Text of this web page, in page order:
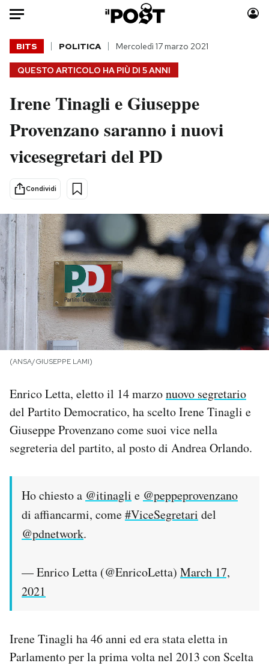
Auto
HOME
Italia
Politica
Tecnologia
Internet
Scienza
Economia
Sport
Moda
Consumismi
Storie/Idee
Altrecose
Mondiali calcio 2026
PODCAST
NEWSLETTER
SHOP
CALENDARIO
AREA PERSONALE
Area Personale
Newsletter
Hai bisogno di aiuto?
Esci
QUESTO ARTICOLO HA PIÙ DI 5 ANNI
BITS POLITICA Mercoledì 17 marzo 2021
Irene Tinagli e Giuseppe
Provenzano saranno i nuovi
vicesegretari del PD
Condividi
(ANSA/GIUSEPPE LAMI)
Enrico Letta, eletto il 14 marzonuovo segretario
del Partito Democratico, ha scelto Irene Tinagli e
Giuseppe Provenzano come suoi vice nella
segreteria del partito, al posto di Andrea Orlando.
Ho chiesto a @itinagli e @peppeprovenzano
di affiancarmi, come#ViceSegretari del
@pdnetwork.
— Enrico Letta (@EnricoLetta) March 17,
2021
Irene Tinagli ha 46 anni ed era stata eletta in
Parlamento per la prima volta nel 2013 con Scelta